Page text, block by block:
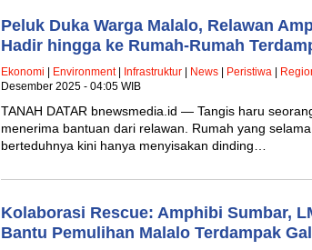
Peluk Duka Warga Malalo, Relawan
Hadir hingga ke Rumah-Rumah
Ekonomi Environment| Infrastruktur News Peristiwa
Desember 2025 - 04:05 WIB
TANAH DATAR bnewsmedia.id — Tangis haru
menerima bantuan dari relawan. Rumah yang
berteduhnya kini hanya menyisakan dinding…
Kolaborasi Rescue: Amphibi Sumbar,
Bantu Pemulihan Malalo Terdampak